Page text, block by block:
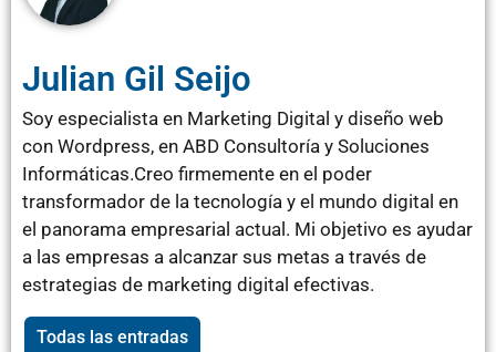
Julian Gil Seijo
Soy especialista en Marketing Digital y diseño web
con Wordpress, en ABD Consultoría y Soluciones
Informáticas.Creo firmemente en el poder
transformador de la tecnología y el mundo digital en
el panorama empresarial actual. Mi objetivo es ayudar
a las empresas a alcanzar sus metas a través de
estrategias de marketing digital efectivas.
Todas las entradas